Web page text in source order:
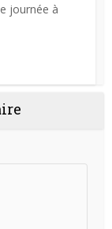
journée à